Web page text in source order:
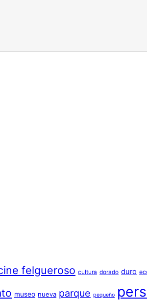
felgueroso cultura dorado duro
museo nueva parque pequeño